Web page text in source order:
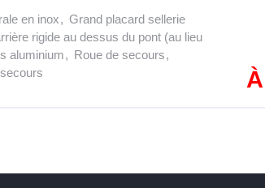
en inox, Grand placard sellerie
rigide au dessus du pont (au lieu
aluminium, Roue de secours,